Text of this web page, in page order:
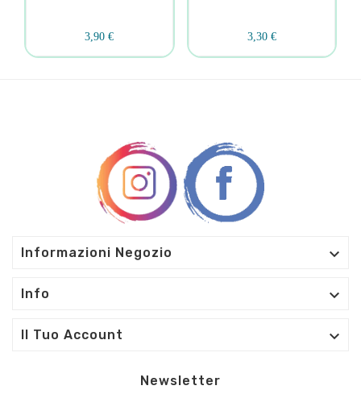
3,90 € 3,30 €
Informazioni Negozio 
Info 
Il Tuo Account 
Newsletter